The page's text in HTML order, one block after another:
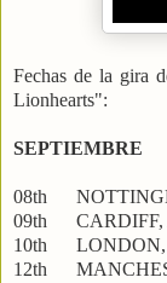
Fechas de la gira
Lionhearts":
SEPTIEMBRE
08th
09th CARDIFF,
10th LONDON,
12th